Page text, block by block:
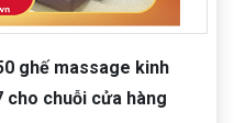
ghế massage kinh
cho chuỗi cửa hàng